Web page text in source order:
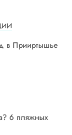
в Прииртышье
6 пляжных